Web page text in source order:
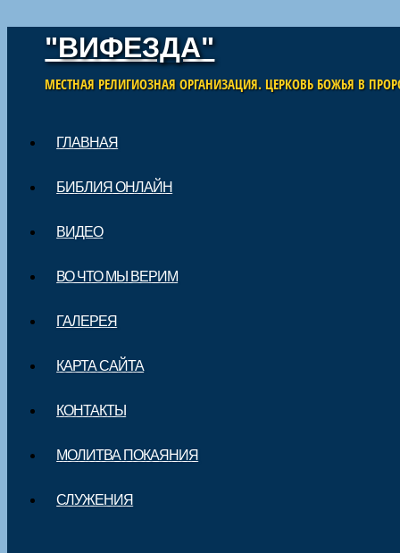
"ВИФЕЗДА"
МЕСТНАЯ РЕЛИГИОЗНАЯ ОРГАНИЗАЦИЯ. ЦЕРКОВЬ БОЖЬЯ В
Main menu
ГЛАВНАЯ
БИБЛИЯ ОНЛАЙН
ВИДЕО
ВО ЧТО МЫ ВЕРИМ
ГАЛЕРЕЯ
КАРТА САЙТА
КОНТАКТЫ
МОЛИТВА ПОКАЯНИЯ
СЛУЖЕНИЯ